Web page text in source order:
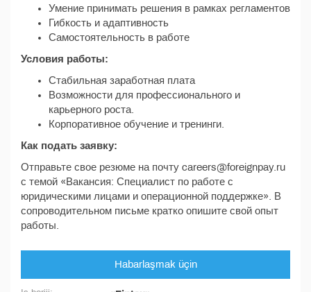
Умение принимать решения в рамках регламентов
Гибкость и адаптивность
Самостоятельность в работе
Условия работы:
Стабильная заработная плата
Возможности для профессионального и
карьерного роста.
Корпоративное обучение и тренинги.
Как подать заявку:
Отправьте свое резюме на почту careers@foreignpay.ru
с темой «Вакансия: Специалист по работе с
юридическими лицами и операционной поддержке». В
сопроводительном письме кратко опишите свой опыт
работы.
Habarlaşmak üçin